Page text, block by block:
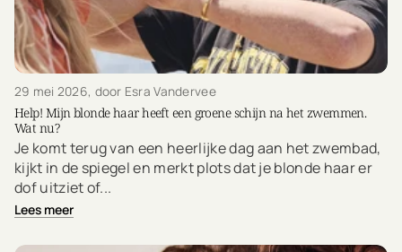
29 mei 2026, door Esra Vandervee
Help! Mijn blonde haar heeft een groene schijn na het zwemmen.
Wat nu?
Je komt terug van een heerlijke dag aan het zwembad,
kijkt in de spiegel en merkt plots dat je blonde haar er
dof uitziet of...
Lees meer